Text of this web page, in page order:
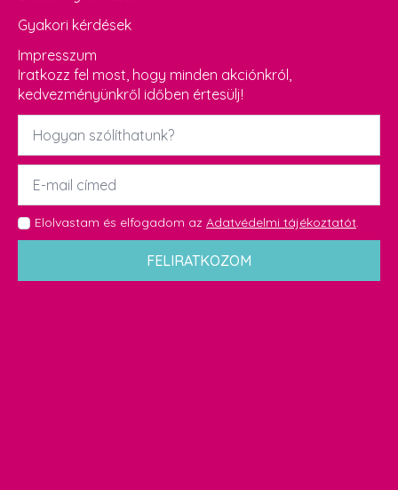
Gyakori kérdések
Impresszum
Iratkozz fel most, hogy minden akciónkról,
kedvezményünkről időben értesülj!
Név
Email
GDPR
*
Elolvastam és elfogadom az Adatvédelmi tájékoztatót.
FELIRATKOZOM